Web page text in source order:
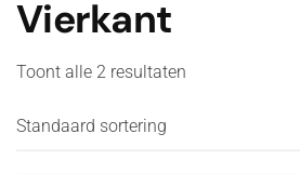
Vierkant
Toont alle 2 resultaten